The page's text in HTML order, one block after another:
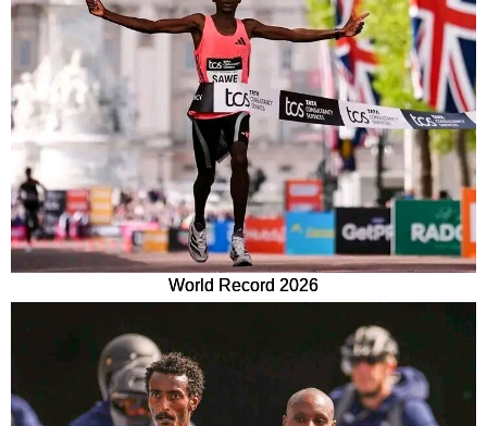
World Record 2026